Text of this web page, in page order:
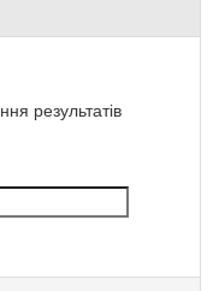
результатів